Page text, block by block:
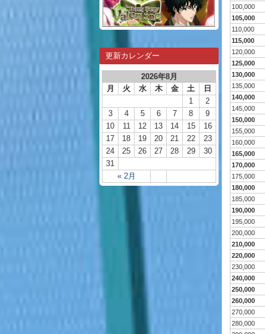
更新カレンダー
2026年8月
月
火 水 木 金 土 日
« 2月
1
2
3
4 5 6 7 8
9
10
11 12 13 14 15
16
17
18 19 20 21 22
23
24
25 26 27 28 29
30
31
100,000
105,000
110,000
115,000
120,000
125,000
130,000
135,000
140,000
145,000
150,000
155,000
160,000
165,000
170,000
175,000
180,000
185,000
190,000
195,000
200,000
210,000
220,000
230,000
240,000
250,000
260,000
270,000
280,000